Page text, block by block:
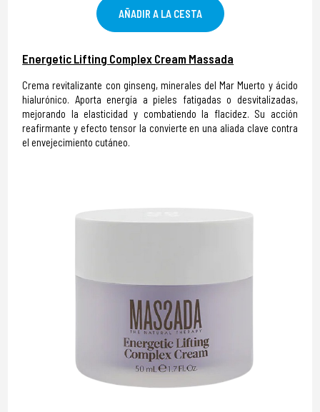
AÑADIR A LA CESTA
Energetic Lifting Complex Cream Massada
Crema revitalizante con ginseng, minerales del Mar Muerto y ácido
hialurónico. Aporta energía a pieles fatigadas o desvitalizadas,
mejorando la elasticidad y combatiendo la flacidez. Su acción
reafirmante y efecto tensor la convierte en una aliada clave contra
el envejecimiento cutáneo.